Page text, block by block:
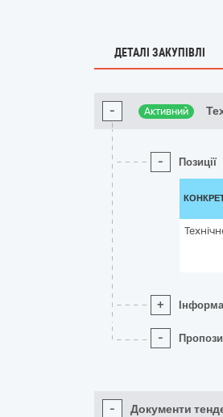
ДЕТАЛІ ЗАКУПІВЛІ
- Активний
- Позиції
+
-
- Документи